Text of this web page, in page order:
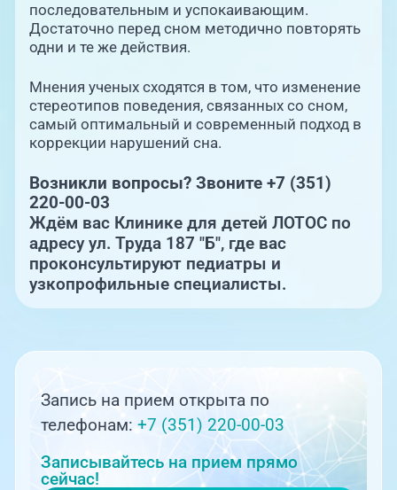
последовательным и успокаивающим.
Достаточно перед сном методично повторять
одни и те же действия.
Мнения ученых сходятся в том, что изменение
стереотипов поведения, связанных со сном,
самый оптимальный и современный подход в
коррекции нарушений сна.
Возникли вопросы? Звоните +7 (351)
220-00-03
Ждём вас Клинике для детей ЛОТОС по
адресу ул. Труда 187 "Б", где вас
проконсультируют педиатры и
узкопрофильные специалисты.
Запись на прием открыта по
телефонам:+7 (351) 220-00-03
Записывайтесь на прием прямо
сейчас!